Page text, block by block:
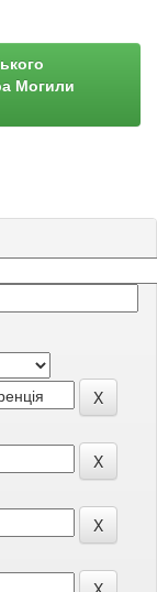
Могили